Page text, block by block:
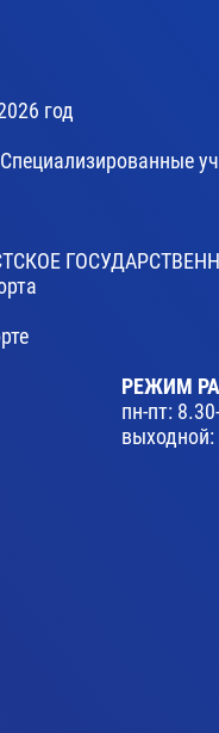
год
РЕЖИМ
пн-пт:
выходной: